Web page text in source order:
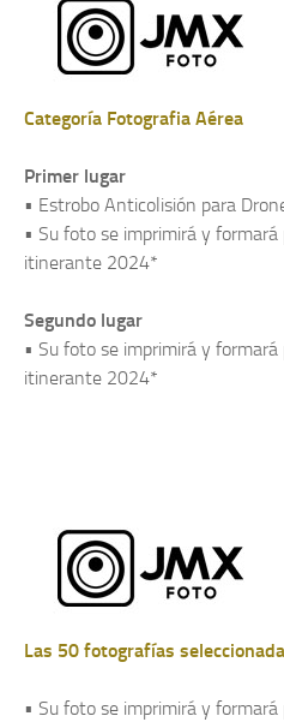
Categoría Fotografia Aérea
Primer lugar
• Estrobo Anticolisión para
• Su foto se imprimirá y
itinerante 2024*
Segundo lugar
• Su foto se imprimirá y
itinerante 2024*
Las 50 fotografías
• Su foto se imprimirá y